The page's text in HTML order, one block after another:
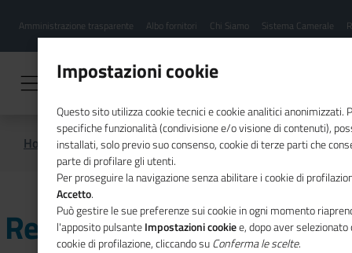
contenuto
Menu
hamburgher
Amministrazione trasparente Albo fornitori Chi Siamo Sistema Camerale
Home Regolazione del mercato
Regolazione del mercato
Impostazioni cookie
Questo sito utilizza cookie tecnici e cookie analitici anonimizzati.
specifiche funzionalità (condivisione e/o visione di contenuti),
installati, solo previo suo consenso, cookie di terze parti che
parte di profilare gli utenti.
Per proseguire la navigazione senza abilitare i cookie di
Accetto.
Può gestire le sue preferenze sui cookie in ogni momento
l'apposito pulsanteImpostazioni cookiee, dopo aver
cookie di profilazione, cliccando suConferma le scelte.